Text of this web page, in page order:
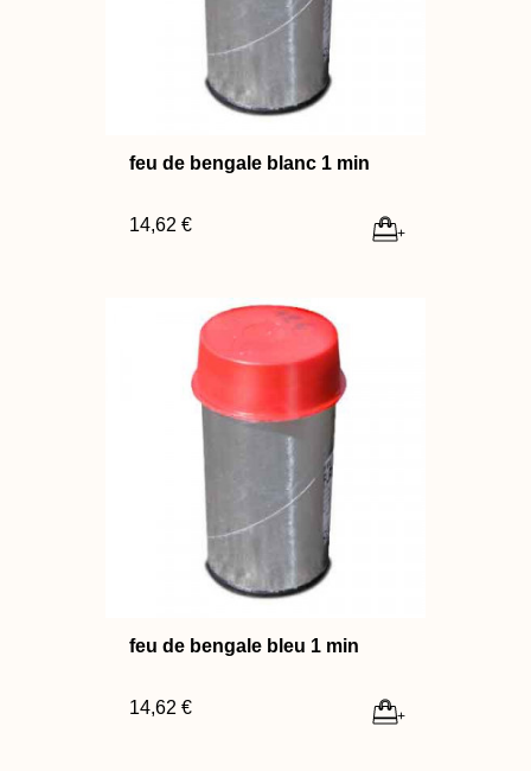
feu de bengale blanc 1 min
14,62 € +
feu de bengale bleu 1 min
14,62 € +